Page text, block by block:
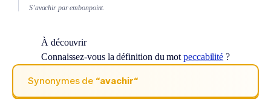
S’avachir par embonpoint.
À découvrir
Connaissez-vous la définition du motpeccabilité ?
Synonymes de “avachir“